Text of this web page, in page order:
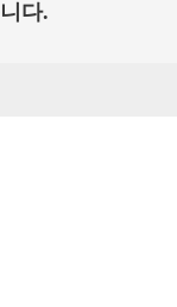
다.